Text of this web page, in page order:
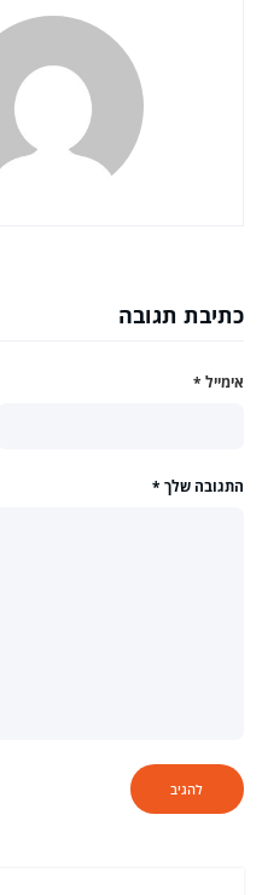
כתיבת תגובה
אימייל *
התגובה שלך *